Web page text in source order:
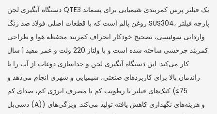
دستگاه آبگیری لجن QTE3 یک فیلتر پرس کمربندی شیمیایی برای پسماند
روغن پالم است که با قطعات اصلی فولاد ضد زنگ SUS304، پارچه فیلتر
وارداتی سوئیسی، تصحیح خودکار انحراف کمربند محفظه هوا و طراحی
کمربند چرخشی ساخته شده است و با ولتاژ 220 ولت و عمر مفید 1 سال
کار می‌کند. این دستگاه آبگیری لجن و جداسازی دوغاب از آب را با
راندمان بالا برای کاربردهای صنعتی، شیمیایی و شهری انجام می‌دهد و
کیک‌های فیلتر با رطوبت کم با مصرف انرژی کم، صدای کم (≤75
دسی‌بل (A)) و هزینه‌های نگهداری کاهش یافته تولید می‌کند. ویژگی‌های